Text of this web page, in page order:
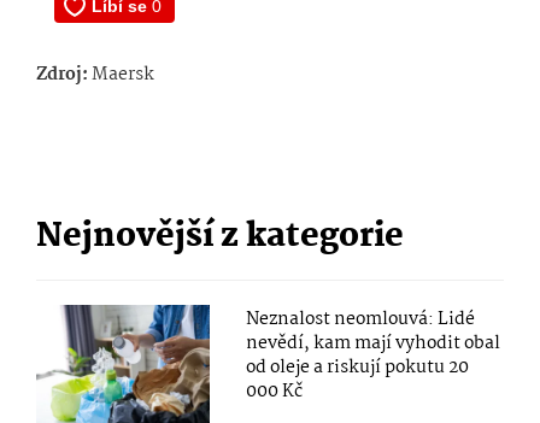
Zdroj:Maersk
Nejnovější z kategorie
Neznalost neomlouvá: Lidé
nevědí, kam mají vyhodit obal
od oleje a riskují pokutu 20
000 Kč